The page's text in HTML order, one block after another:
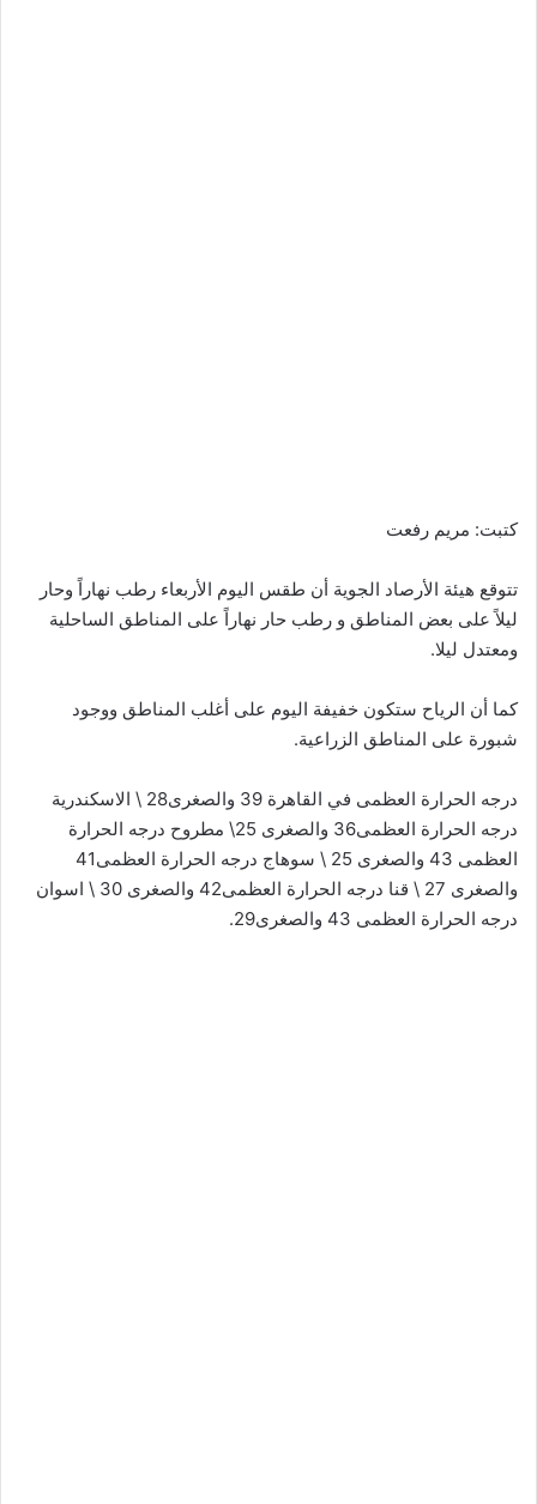
كتبت: مريم رفعت
تتوقع هيئة الأرصاد الجوية أن طقس اليوم الأربعاء رطب نهاراً وحار
ليلاً على بعض المناطق و رطب حار نهاراً على المناطق الساحلية
ومعتدل ليلا.
كما أن الرياح ستكون خفيفة اليوم على أغلب المناطق ووجود
شبورة على المناطق الزراعية.
درجه الحرارة العظمى في القاهرة 39 والصغرى28 \ الاسكندرية
درجه الحرارة العظمى36 والصغرى 25\ مطروح درجه الحرارة
العظمى 43 والصغرى 25 \ سوهاج درجه الحرارة العظمى41
والصغرى 27 \ قنا درجه الحرارة العظمى42 والصغرى 30 \ اسوان
درجه الحرارة العظمى 43 والصغرى29.